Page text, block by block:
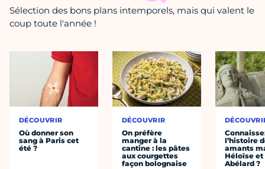
Sélection des bons plans intemporels, mais qui valent le
coup toute l'année !
DÉCOUVRIR
Où donner son
sang à Paris cet
été ?
DÉCOUVRIR
On préfère
manger à la
cantine : les pâtes
aux courgettes
façon bolognaise
l’histoire
amants
Héloïse et
Abélard ?